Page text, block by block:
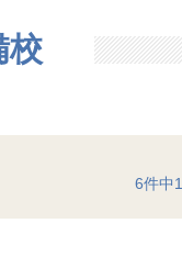
校
6件中1